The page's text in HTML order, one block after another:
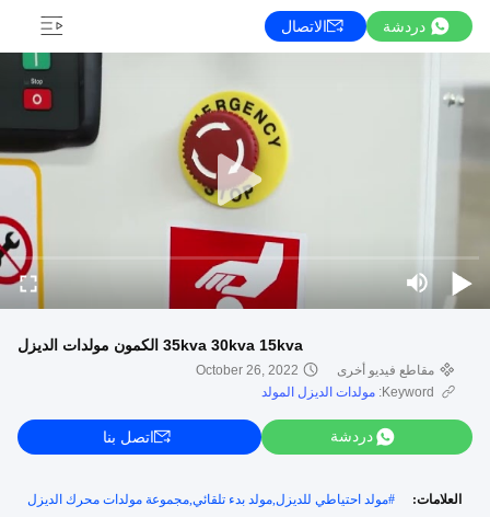
دردشة الاتصال
35kva 30kva 15kva الكمون مولدات الديزل
مقاطع فيديو أخرى
October 26, 2022
Keyword: مولدات الديزل المولد
دردشة اتصل بنا
العلامات: #مولد احتياطي للديزل,مولد بدء تلقائي,مجموعة مولدات محرك الديزل